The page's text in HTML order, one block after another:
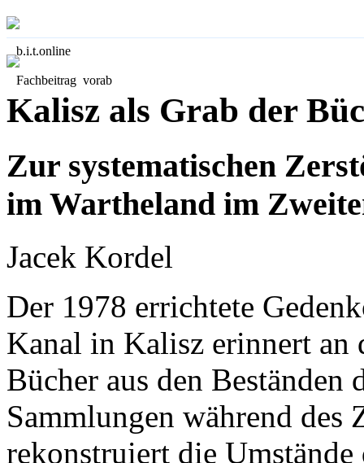
b.i.t.online
Fachbeitrag vorab
Kalisz als Grab der
Zur systematischen
im Wartheland im
Jacek Kordel
Der 1978 errichtete
Kanal in Kalisz erinnert an
Bücher aus den
Sammlungen während
rekonstruiert die Umstände